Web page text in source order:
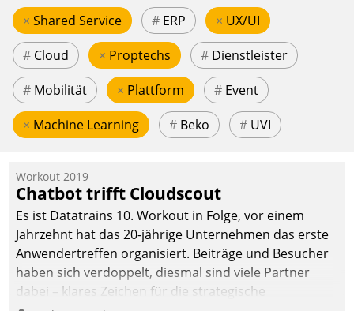
× Shared Service # ERP × UX/UI
# Cloud × Proptechs # Dienstleister
# Mobilität × Plattform # Event
× Machine Learning # Beko # UVI
Workout 2019
Chatbot trifft Cloudscout
Es ist Datatrains 10. Workout in Folge, vor einem
Jahrzehnt hat das 20-jährige Unternehmen das erste
Anwendertreffen organisiert. Beiträge und Besucher
haben sich verdoppelt, diesmal sind viele Partner
dabei – klares Zeichen für die strategische